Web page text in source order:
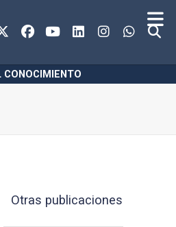
CONOCIMIENTO
Otras publicaciones